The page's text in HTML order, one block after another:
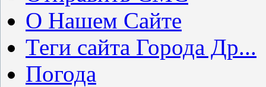
О Нашем Сайте
Теги сайта Города Др...
Погода